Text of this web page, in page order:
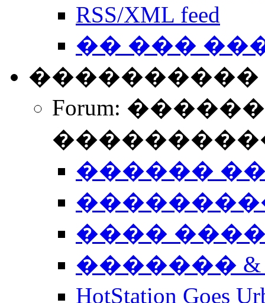
RSS/XML feed
�� ���
����������
Forum:
������
����
�������
HotStation